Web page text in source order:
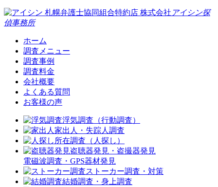
札幌弁護士協同組合特約店 株式会社 アイシン探
偵事務所
ホーム
調査メニュー
調査事例
調査料金
会社概要
よくある質問
お客様の声
浮気調査（行動調査）
家出人・失踪人調査
所在調査（人探し）
盗聴器発見・盗撮器発見
電磁波調査・GPS器材発見
ストーカー調査・対策
結婚調査・身上調査